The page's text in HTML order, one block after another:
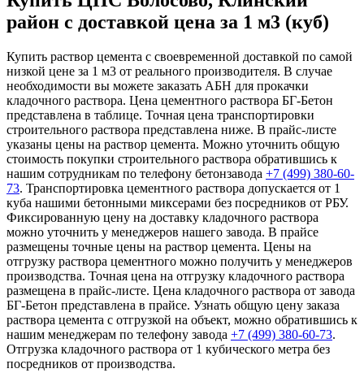
район с доставкой цена за 1 м3 (куб)
Купить раствор цемента с своевременной доставкой по самой
низкой цене за 1 м3 от реального производителя. В случае
необходимости вы можете заказать АБН для прокачки
кладочного раствора. Цена цементного раствора БГ-Бетон
представлена в таблице. Точная цена транспортировки
строительного раствора представлена ниже. В прайс-листе
указаны цены на раствор цемента. Можно уточнить общую
стоимость покупки строительного раствора обратившись к
нашим сотрудникам по телефону бетонзавода +7 (499) 380-60-
73. Транспортировка цементного раствора допускается от 1
куба нашими бетонными миксерами без посредников от РБУ.
Фиксированную цену на доставку кладочного раствора
можно уточнить у менеджеров нашего завода. В прайсе
размещены точные цены на раствор цемента. Цены на
отгрузку раствора цементного можно получить у менеджеров
производства. Точная цена на отгрузку кладочного раствора
размещена в прайс-листе. Цена кладочного раствора от завода
БГ-Бетон представлена в прайсе. Узнать общую цену заказа
раствора цемента с отгрузкой на объект, можно обратившись к
нашим менеджерам по телефону завода +7 (499) 380-60-73.
Отгрузка кладочного раствора от 1 кубического метра без
посредников от производства.